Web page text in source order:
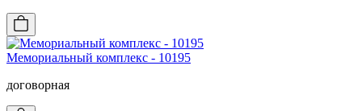
Мемориальный комплекс - 10195
договорная